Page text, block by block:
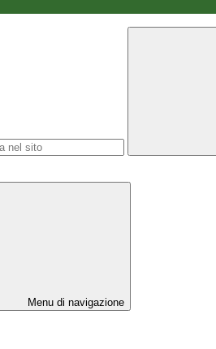
Menu di navigazione